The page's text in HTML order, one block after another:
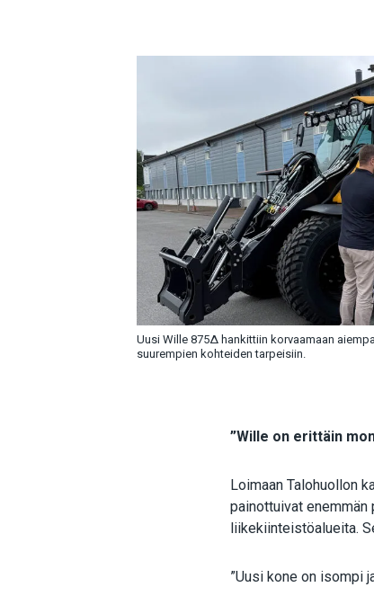
Uusi Wille 875Δ hankittiin korvaamaan
suurempien kohteiden tarpeisiin.
”Wille on erittäin
Loimaan Talohuollon
painottuivat enemmän
liikekiinteistöalueita.
”Uusi kone on isompi